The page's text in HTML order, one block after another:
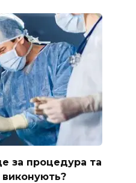
за процедура та
виконують?